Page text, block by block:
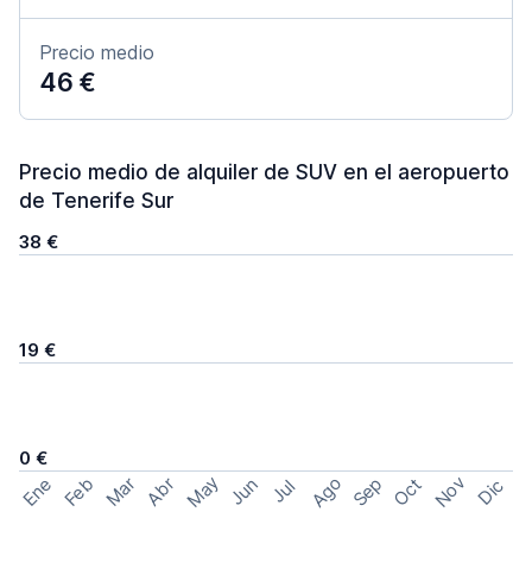
Precio medio
46 €
Precio medio de alquiler de SUV en el aeropuerto
de Tenerife Sur
38 €
19 €
0 €
Ene Feb Mar Abr May Jun Jul Ago Sep Oct Nov Dic